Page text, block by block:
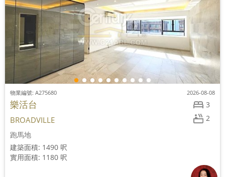
3
2
物業編號: A275680 2026-08-08
樂活台
BROADVILLE
跑馬地
建築面積: 1490 呎
實用面積: 1180 呎